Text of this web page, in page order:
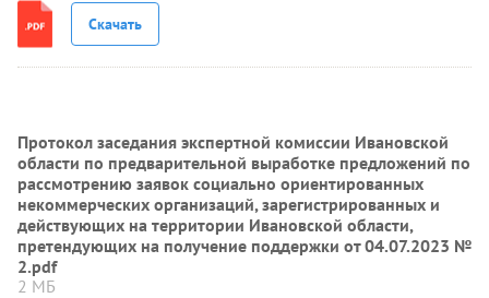
Скачать
Протокол заседания экспертной комиссии Ивановской
области по предварительной выработке предложений по
рассмотрению заявок социально ориентированных
некоммерческих организаций, зарегистрированных и
действующих на территории Ивановской области,
претендующих на получение поддержки от 04.07.2023 №
2.pdf
2 МБ